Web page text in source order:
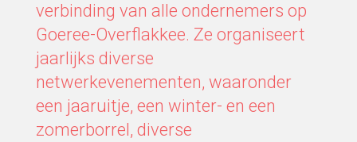
verbinding van alle ondernemers op
Goeree-Overflakkee. Ze organiseert
jaarlijks diverse
netwerkevenementen, waaronder
een jaaruitje, een winter- en een
zomerborrel, diverse